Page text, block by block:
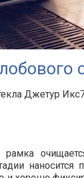
Джетур
рамка